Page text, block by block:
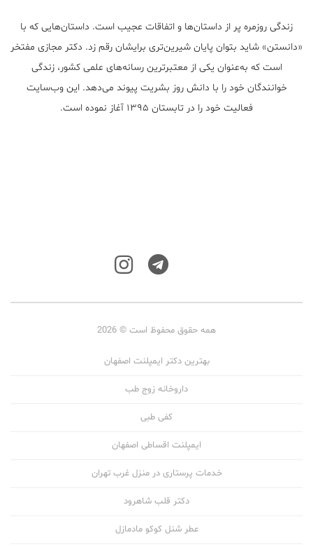
زندگی روزمره پر از داستان‌ها و اتفاقات عجیب است. داستان‌هایی که با
«دانستن» شاید بتوان پایان شیرین‌تری برایشان رقم زد. دکتر مجازی مفتخر
است که به‌عنوان یکی از معتبر‌ترین رسانه‌های علمی کشور، زندگی
خوانندگان خود را با دانش روز بشریت پیوند می‌دهد. این وب‌سایت
فعالیت خود را در تابستان ۱۳۹۵ آغاز نموده است.
همه حقوق محفوظ است © 2026
بهترین دکتر ایمپلنت اصفهان
داروخانه زوج طب
کفی طبی
ایمپلنت اقساطی اصفهان
خدمات پرستاری در منزل غرب تهران
دکتر قلب شاهرود
عطر شنل کوکو مادمازل